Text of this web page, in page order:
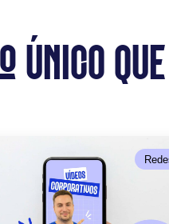
ÚNICO